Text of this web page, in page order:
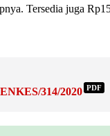
Tersedia juga
314/2020 PDF